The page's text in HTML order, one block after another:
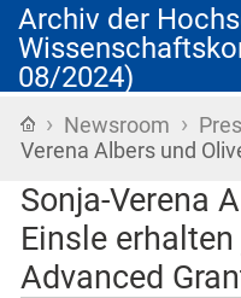
Archiv der
08/2024)
Startseite
› Newsroom ›
Verena Albers und
Sonja-Verena
Einsle
Advanced